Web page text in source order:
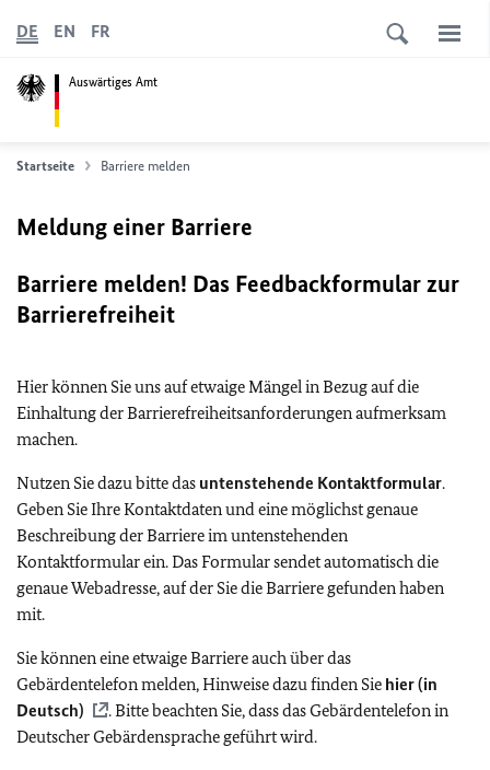
Auswärtiges Amt
DE EN FR
Startseite Barriere melden
Meldung einer Barriere
Barriere melden! Das Feedbackformular zur
Barrierefreiheit
Hier können Sie uns auf etwaige Mängel in Bezug auf die
Einhaltung der Barrierefreiheitsanforderungen aufmerksam
machen.
Nutzen Sie dazu bitte das untenstehende Kontaktformular.
Geben Sie Ihre Kontaktdaten und eine möglichst genaue
Beschreibung der Barriere im untenstehenden
Kontaktformular ein. Das Formular sendet automatisch die
genaue Webadresse, auf der Sie die Barriere gefunden haben
mit.
Sie können eine etwaige Barriere auch über das
Gebärdentelefon melden, Hinweise dazu finden Sie hier (in
Deutsch)
. Bitte beachten Sie, dass das Gebärdentelefon in
Deutscher Gebärdensprache geführt wird.